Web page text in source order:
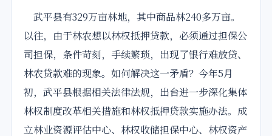
武平县有329万亩林地，其中商品林240多万亩。
以往，由于林农想以林权抵押贷款，必须通过担保公
司担保，条件苛刻，手续繁琐，出现了银行难放贷、
林农贷款难的现象。如何解决这一矛盾？今年5月
初，武平县根据相关法律法规，出台进一步深化集体
林权制度改革相关措施和林权抵押贷款实施办法。成
立林业资源评估中心、林权收储担保中心、林权资产